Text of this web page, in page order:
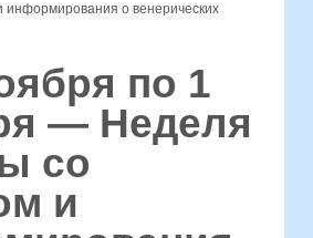
о венерических
по 1
— Неделя
со
и